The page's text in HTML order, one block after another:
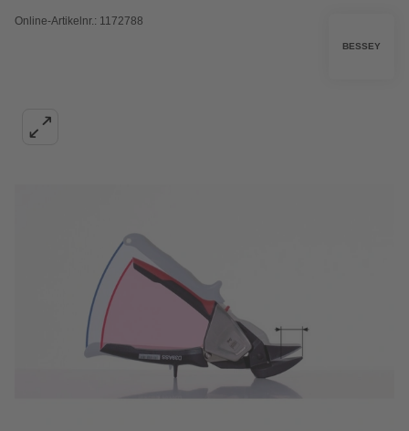
Online-Artikelnr.: 1172788
BESSEY